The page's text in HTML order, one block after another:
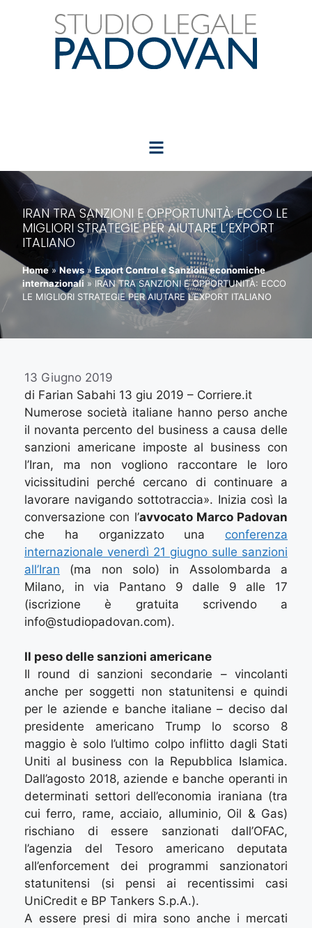
IRAN TRA SANZIONI E OPPORTUNITÀ: ECCO LE
MIGLIORI STRATEGIE PER AIUTARE L’EXPORT
ITALIANO
Home » News » Export Control e Sanzioni economiche
internazionali » IRAN TRA SANZIONI E OPPORTUNITÀ: ECCO
LE MIGLIORI STRATEGIE PER AIUTARE L’EXPORT ITALIANO
13 Giugno 2019
di Farian Sabahi 13 giu 2019 – Corriere.it
Numerose società italiane hanno perso anche
il novanta percento del business a causa delle
sanzioni americane imposte al business con
l’Iran, ma non vogliono raccontare le loro
vicissitudini perché cercano di continuare a
lavorare navigando sottotraccia». Inizia così la
conversazione con l’avvocato Marco Padovan
che ha organizzato una conferenza
internazionale venerdì 21 giugno sulle sanzioni
all’Iran (ma non solo) in Assolombarda a
Milano, in via Pantano 9 dalle 9 alle 17
(iscrizione è gratuita scrivendo a
info@studiopadovan.com).
Il peso delle sanzioni americane
Il round di sanzioni secondarie – vincolanti
anche per soggetti non statunitensi e quindi
per le aziende e banche italiane – deciso dal
presidente americano Trump lo scorso 8
maggio è solo l’ultimo colpo inflitto dagli Stati
Uniti al business con la Repubblica Islamica.
Dall’agosto 2018, aziende e banche operanti in
determinati settori dell’economia iraniana (tra
cui ferro, rame, acciaio, alluminio, Oil & Gas)
rischiano di essere sanzionati dall’OFAC,
l’agenzia del Tesoro americano deputata
all’enforcement dei programmi sanzionatori
statunitensi (si pensi ai recentissimi casi
UniCredit e BP Tankers S.p.A.).
A essere presi di mira sono anche i mercati